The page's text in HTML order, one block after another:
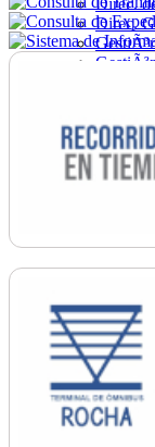
Direc.
Direc.
Salud